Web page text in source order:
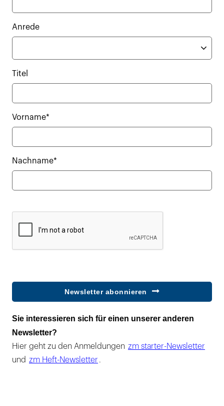
Anrede
Titel
Vorname*
Nachname*
Newsletter abonnieren
Sie interessieren sich für einen unserer anderen
Newsletter?
Hier geht zu den Anmeldungen zm starter-Newsletter
und zm Heft-Newsletter .